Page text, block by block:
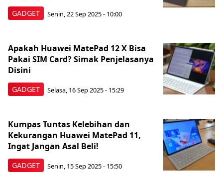
GADGET Senin, 22 Sep 2025 - 10:00
GADGET
Apakah Huawei MatePad 12 X Bisa
Pakai SIM Card? Simak Penjelasanya
Disini
Selasa, 16 Sep 2025 - 15:29
GADGET
Kumpas Tuntas Kelebihan dan
Kekurangan Huawei MatePad 11,
Ingat Jangan Asal Beli!
Senin, 15 Sep 2025 - 15:50